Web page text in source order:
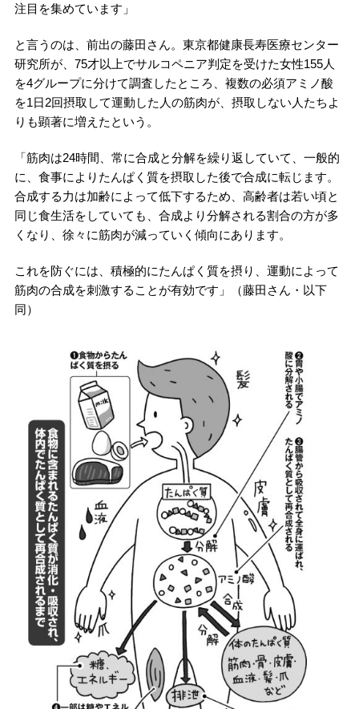
注目を集めています」
と言うのは、前出の藤田さん。東京都健康長寿医療センター
研究所が、75才以上でサルコペニア判定を受けた女性155人
を4グループに分けて調査したところ、複数の必須アミノ酸
を1日2回摂取して運動した人の筋肉が、摂取しない人たちよ
りも顕著に増えたという。
「筋肉は24時間、常に合成と分解を繰り返していて、一般的
に、食事によりたんぱく質を摂取した後で合成に転じます。
合成する力は加齢によって低下するため、高齢者は若い頃と
同じ食生活をしていても、合成より分解される割合の方が多
くなり、徐々に筋肉が減っていく傾向にあります。
これを防ぐには、積極的にたんぱく質を摂り、運動によって
筋肉の合成を刺激することが有効です」（藤田さん・以下
同）